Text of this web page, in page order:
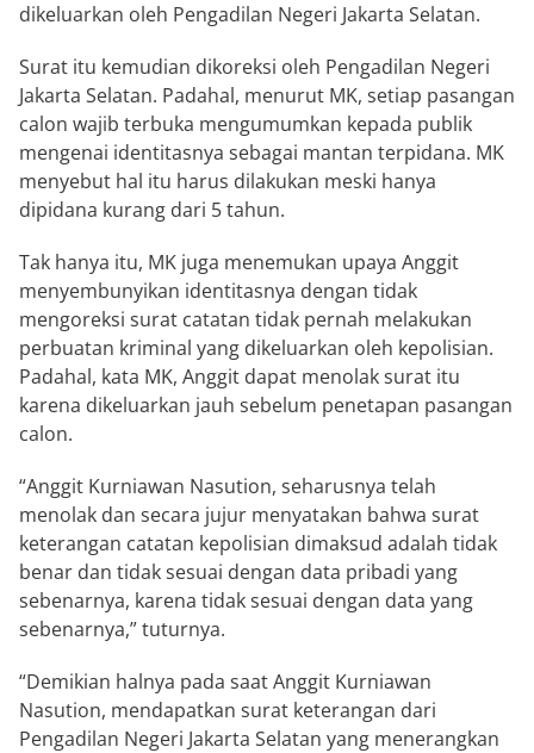
dikeluarkan oleh Pengadilan Negeri Jakarta Selatan.
Surat itu kemudian dikoreksi oleh Pengadilan Negeri
Jakarta Selatan. Padahal, menurut MK, setiap pasangan
calon wajib terbuka mengumumkan kepada publik
mengenai identitasnya sebagai mantan terpidana. MK
menyebut hal itu harus dilakukan meski hanya
dipidana kurang dari 5 tahun.
Tak hanya itu, MK juga menemukan upaya Anggit
menyembunyikan identitasnya dengan tidak
mengoreksi surat catatan tidak pernah melakukan
perbuatan kriminal yang dikeluarkan oleh kepolisian.
Padahal, kata MK, Anggit dapat menolak surat itu
karena dikeluarkan jauh sebelum penetapan pasangan
calon.
“Anggit Kurniawan Nasution, seharusnya telah
menolak dan secara jujur menyatakan bahwa surat
keterangan catatan kepolisian dimaksud adalah tidak
benar dan tidak sesuai dengan data pribadi yang
sebenarnya, karena tidak sesuai dengan data yang
sebenarnya,” tuturnya.
“Demikian halnya pada saat Anggit Kurniawan
Nasution, mendapatkan surat keterangan dari
Pengadilan Negeri Jakarta Selatan yang menerangkan